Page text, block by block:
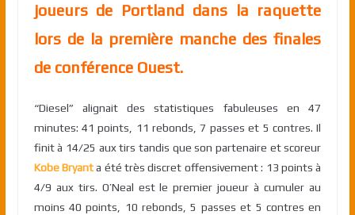
joueurs de Portland dans la raquette
lors de la première manche des finales
de conférence Ouest.
“Diesel” alignait des statistiques fabuleuses en 47
minutes: 41 points, 11 rebonds, 7 passes et 5 contres. Il
finit à 14/25 aux tirs tandis que son partenaire et scoreur
Kobe Bryanta été très discret offensivement : 13 points à
4/9 aux tirs. O’Neal est le premier joueur à cumuler au
moins 40 points, 10 rebonds, 5 passes et 5 contres en